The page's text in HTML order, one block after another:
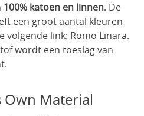
100% katoen en linnen. De
een groot aantal kleuren
volgende link: Romo Linara.
wordt een toeslag van
Own Material